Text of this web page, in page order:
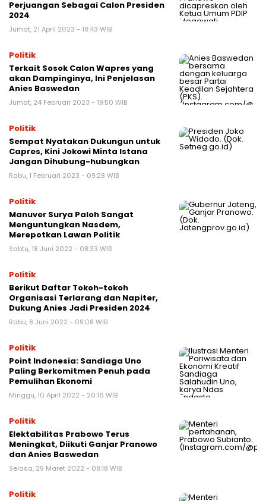
Perjuangan Sebagai Calon Presiden
2024
Jumat, 21 April 2023 - 18:43 WIB
Politik
Terkait Sosok Calon Wapres yang
akan Dampinginya, Ini Penjelasan
Anies Baswedan
Jumat, 24 Februari 2023 - 19:50 WIB
Politik
Sempat Nyatakan Dukungun untuk
Capres, Kini Jokowi Minta Istana
Jangan Dihubung-hubungkan
Rabu, 1 Februari 2023 - 09:28 WIB
Politik
Manuver Surya Paloh Sangat
Menguntungkan Nasdem,
Merepotkan Lawan Politik
Sabtu, 18 Juni 2022 - 08:33 WIB
Politik
Berikut Daftar Tokoh-tokoh
Organisasi Terlarang dan Napiter,
Dukung Anies Jadi Presiden 2024
Rabu, 8 Juni 2022 - 09:08 WIB
Politik
Point Indonesia: Sandiaga Uno
Paling Berkomitmen Penuh pada
Pemulihan Ekonomi
Minggu, 10 April 2022 - 20:16 WIB
Politik
Elektabilitas Prabowo Terus
Meningkat, Diikuti Ganjar Pranowo
dan Anies Baswedan
Selasa, 29 Maret 2022 - 08:18 WIB
Politik